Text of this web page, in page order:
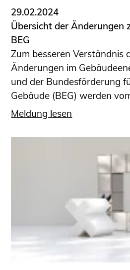
Zusatzqualifikationen
Geschützter Bereich
Informationen für
Verbraucher
Ingenieursuche (Mitglieder
NRW)
Fachlisten
Bauherren-ABC
Projekte für Schülerinnen
START.ING. Das
Wissenswertes für
Wettbewerbe für
BLING.BLING.
Kammer Newsletter
29.02.2024
Übersicht der Änderungen
BEG
Zum besseren Verständnis
Änderungen im
und der Bundesförderung
Gebäude (BEG) werden
Meldung lesen